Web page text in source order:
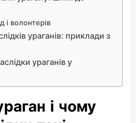
і волонтерів
ураганів: приклади з
ураганів у
і чому